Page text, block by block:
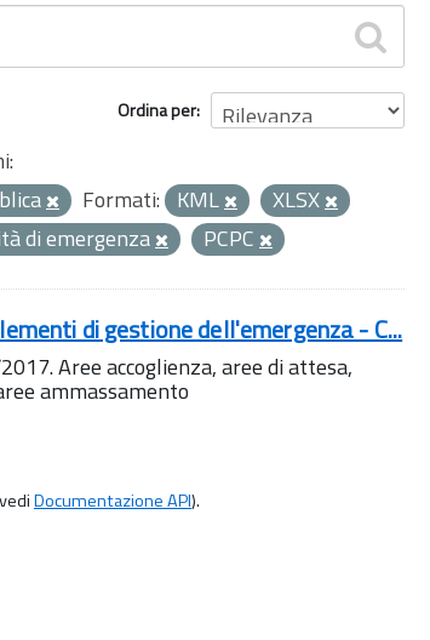
Ordina per
Formati: KML
XLSX
di emergenza PCPC
di gestione dell'emergenza - C...
Aree accoglienza, aree di attesa,
ammassamento
Documentazione API).